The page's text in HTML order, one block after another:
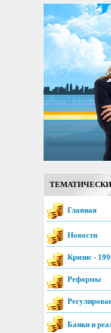
Главная
Новости
Кризис -
Реформы
Банки и